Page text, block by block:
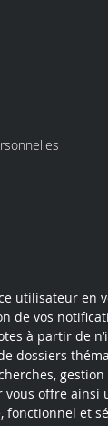
utilisateur en
de vos
à partir de
dossiers
vous offre ainsi
fonctionnel et